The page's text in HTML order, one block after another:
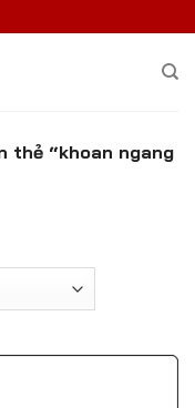
thẻ “khoan ngang